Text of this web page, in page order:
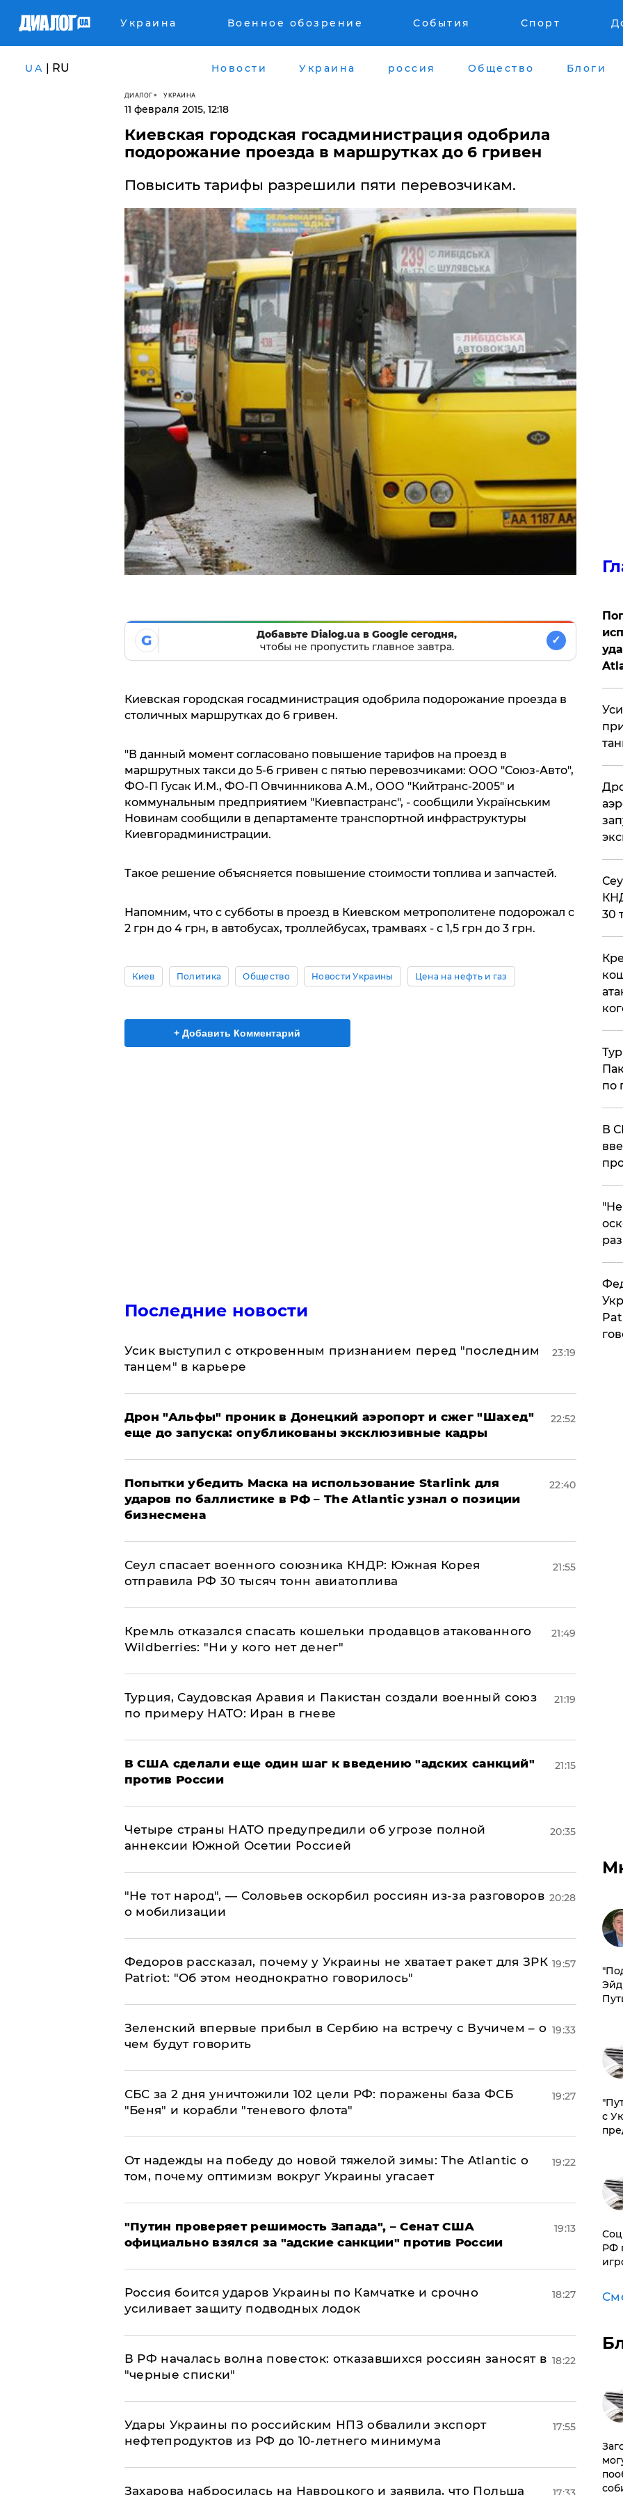
Украина Военное обозрение События Спорт
UA | RU Новости Украина россия Общество Блоги
ДИАЛОГ УКРАИНА
11 февраля 2015, 12:18
Киевская городская госадминистрация одобрила
подорожание проезда в маршрутках до 6 гривен
Повысить тарифы разрешили пяти перевозчикам.
G
Добавьте Dialog.ua в Google сегодня,
чтобы не пропустить главное завтра.
✓
Киевская городская госадминистрация одобрила подорожание проезда в
столичных маршрутках до 6 гривен.
"В данный момент согласовано повышение тарифов на проезд в
маршрутных такси до 5-6 гривен с пятью перевозчиками: ООО "Союз-Авто",
ФО-П Гусак И.М., ФО-П Овчинникова А.М., ООО "Кийтранс-2005" и
коммунальным предприятием "Киевпастранс", - сообщили Українським
Новинам сообщили в департаменте транспортной инфраструктуры
Киевгорадминистрации.
Такое решение объясняется повышение стоимости топлива и запчастей.
Напомним, что с субботы в проезд в Киевском метрополитене подорожал с
2 грн до 4 грн, в автобусах, троллейбусах, трамваях - с 1,5 грн до 3 грн.
Киев Политика Общество Новости Украины Цена на нефть и газ
+ Добавить Комментарий
Последние новости
Усик выступил с откровенным признанием перед "последним
танцем" в карьере
23:19
Дрон "Альфы" проник в Донецкий аэропорт и сжег "Шахед"
еще до запуска: опубликованы эксклюзивные кадры
22:52
Попытки убедить Маска на использование Starlink для
ударов по баллистике в РФ – The Atlantic узнал о позиции
бизнесмена
22:40
​Сеул спасает военного союзника КНДР: Южная Корея
отправила РФ 30 тысяч тонн авиатоплива
21:55
Кремль отказался спасать кошельки продавцов атакованного
Wildberries: "Ни у кого нет денег"
21:49
Турция, Саудовская Аравия и Пакистан создали военный союз
по примеру НАТО: Иран в гневе
21:19
В США сделали еще один шаг к введению "адских санкций"
против России
21:15
Четыре страны НАТО предупредили об угрозе полной
аннексии Южной Осетии Россией
20:35
​"Не тот народ", — Соловьев оскорбил россиян из-за разговоров
о мобилизации
20:28
Федоров рассказал, почему у Украины не хватает ракет для ЗРК
Patriot: "Об этом неоднократно говорилось"
19:57
Зеленский впервые прибыл в Сербию на встречу с Вучичем – о
чем будут говорить
19:33
СБС за 2 дня уничтожили 102 цели РФ: поражены база ФСБ
"Беня" и корабли "теневого флота"
19:27
От надежды на победу до новой тяжелой зимы: The Atlantic о
том, почему оптимизм вокруг Украины угасает
19:22
"Путин проверяет решимость Запада", – Сенат США
официально взялся за "адские санкции" против России
19:13
Россия боится ударов Украины по Камчатке и срочно
усиливает защиту подводных лодок
18:27
​В РФ началась волна повесток: отказавшихся россиян заносят в
"черные списки"
18:22
Удары Украины по российским НПЗ обвалили экспорт
нефтепродуктов из РФ до 10-летнего минимума
17:55
​Захарова набросилась на Навроцкого и заявила, что Польша
30
по
В
с
РФ